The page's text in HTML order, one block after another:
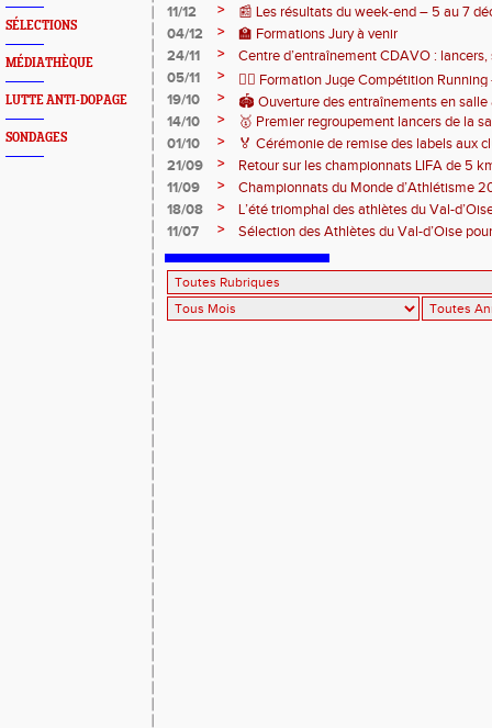
SÉLECTIONS
MÉDIATHÈQUE
LUTTE ANTI-DOPAGE
SONDAGES
11/12
>
📰 Les résultats du week-end – 5 au 7
04/12
>
🏫 Formations Jury à venir
24/11
>
Centre d’entraînement CDAVO : lancers,
05/11
>
🏃‍♂️ Formation Juge Compétition
19/10
>
🏟️ Ouverture des entraînements en
14/10
>
🥇 Premier regroupement lancers de la
01/10
>
🏅 Cérémonie de remise des labels aux
21/09
>
Retour sur les championnats LIFA de 5
11/09
>
Championnats du Monde d’Athlétisme
18/08
>
L’été triomphal des athlètes du Val-
11/07
>
Sélection des Athlètes du Val-d’Oise